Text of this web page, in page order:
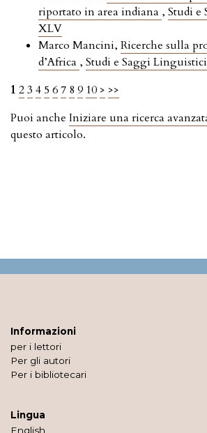
riportato in area indiana , Studi e
XLV
Marco Mancini, Ricerche sulla
d’Africa , Studi e Saggi
1 23 4 5 67 8 9 10 > >>
Puoi anche Iniziare una ricerca
questo articolo.
Informazioni
per i lettori
Per gli autori
Per i bibliotecari
Lingua
English